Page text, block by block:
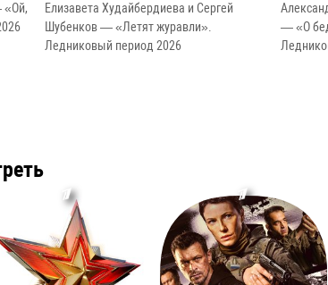
«Ой,
Елизавета Худайбердиева и Сергей
Шубенков — «Летят журавли».
Ледниковый период 2026
— «О